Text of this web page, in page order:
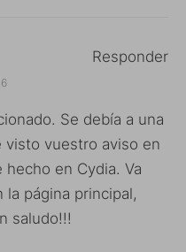
Se debía a una
visto vuestro aviso en
hecho en Cydia. Va
página principal,
saludo!!!
Responder